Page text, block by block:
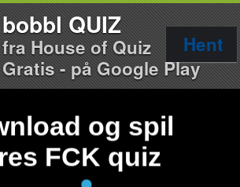
bobbl QUIZ
fra House of Quiz
Gratis - på Google Play
Hent
og spil
FCK quiz